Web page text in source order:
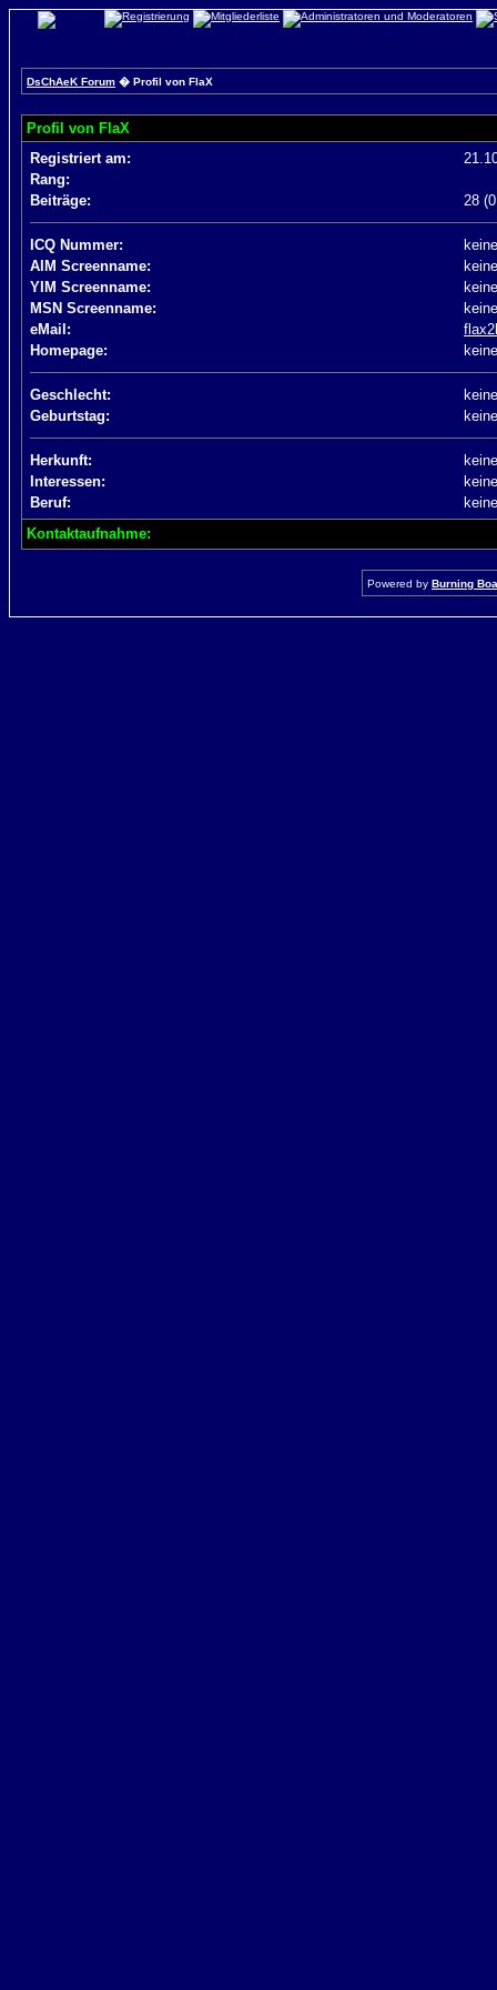
DsChAeK Forum � Profil von FlaX
Profil von FlaX
Registriert am:
Rang:
Beiträge:
28
ICQ Nummer:
AIM Screenname:
YIM Screenname:
MSN Screenname:
eMail:
Homepage:
Geschlecht:
Geburtstag:
Herkunft:
Interessen:
Beruf:
Kontaktaufnahme:
Powered by Burning